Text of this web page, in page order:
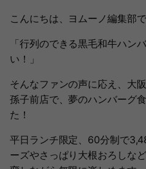
こんにちは、ヨムーノ編集部で
「行列のできる黒毛和牛ハン
い！」
そんなファンの声に応え、大
孫子前店で、夢のハンバーグ
た！
平日ランチ限定、60分制で
ーズやさっぱり大根おろしな